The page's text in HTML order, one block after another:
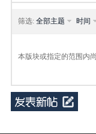
筛选: 全部主题 时间
本版块或指定的范围内